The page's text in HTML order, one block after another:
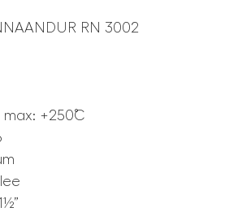
RN 3002
+250˚C